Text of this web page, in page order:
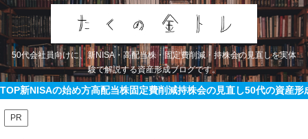
50代会社員向けに、新NISA・高配当株・固定費削減・持株会の見直しを実体
験で解説する資産形成ブログです。
TOP新NISAの始め方高配当株固定費削減持株会の見直し50代の資産形
PR